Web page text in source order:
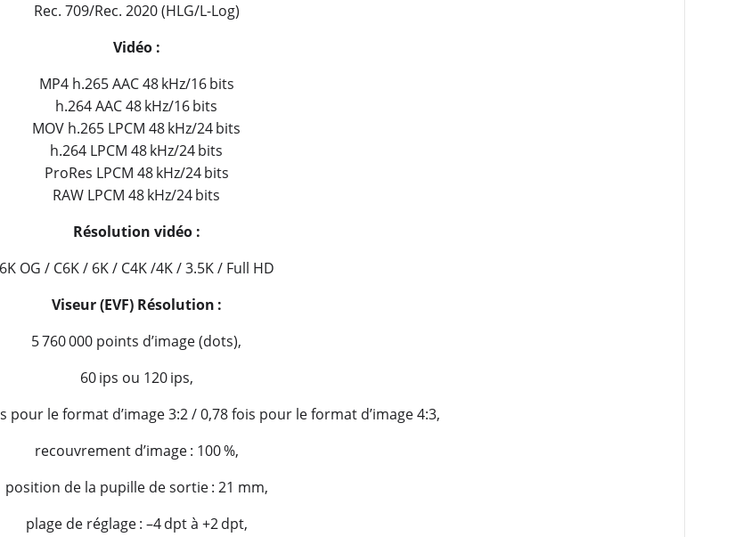
Rec. 709/Rec. 2020 (HLG/L-Log)
Vidéo :
MP4 h.265 AAC 48 kHz/16 bits
h.264 AAC 48 kHz/16 bits
MOV h.265 LPCM 48 kHz/24 bits
h.264 LPCM 48 kHz/24 bits
ProRes LPCM 48 kHz/24 bits
RAW LPCM 48 kHz/24 bits
Résolution vidéo :
6K OG / C6K / 6K / C4K /4K / 3.5K / Full HD
Viseur (EVF) Résolution :
5 760 000 points d’image (dots),
60 ips ou 120 ips,
pour le format d’image 3:2 / 0,78 fois pour le format d’image 4:3,
recouvrement d’image : 100 %,
position de la pupille de sortie : 21 mm,
plage de réglage : –4 dpt à +2 dpt,